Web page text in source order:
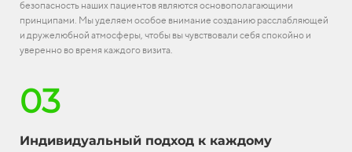
безопасность наших пациентов являются основополагающими
принципами. Мы уделяем особое внимание созданию расслабляющей
и дружелюбной атмосферы, чтобы вы чувствовали себя спокойно и
уверенно во время каждого визита.
03
Индивидуальный подход к каждому